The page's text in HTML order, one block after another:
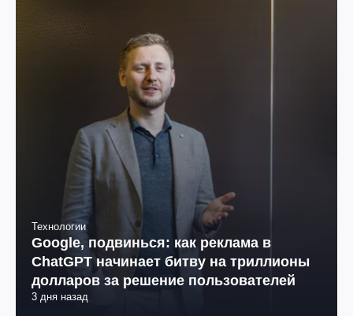
Технологии
Google, подвинься: как реклама в
ChatGPT начинает битву на триллионы
долларов за решение пользователей
3 дня назад